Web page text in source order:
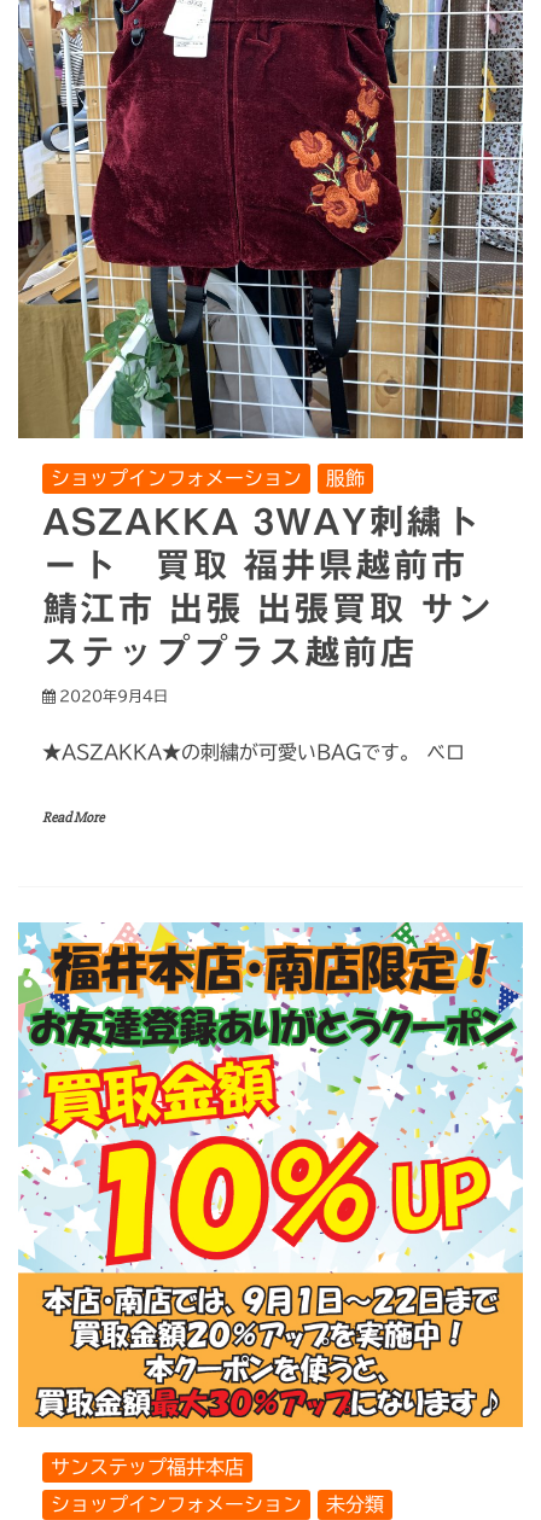
ショップインフォメーション 服飾
ASZAKKA 3WAY刺繍ト
ート 買取 福井県越前市
鯖江市 出張 出張買取 サン
ステッププラス越前店
2020年9月4日
★ASZAKKA★の刺繍が可愛いBAGです。 ベロ
Read More
サンステップ福井本店
ショップインフォメーション
未分類